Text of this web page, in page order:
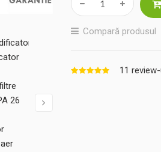
Compară produsul
11